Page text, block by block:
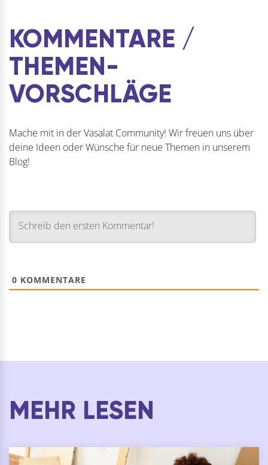
KOMMENTARE /
THEMEN­
VORSCHLÄGE
Mache mit in der Vasalat Community! Wir freuen uns über
deine Ideen oder Wünsche für neue Themen in unserem
Blog!
0 KOMMENTARE
MEHR LESEN